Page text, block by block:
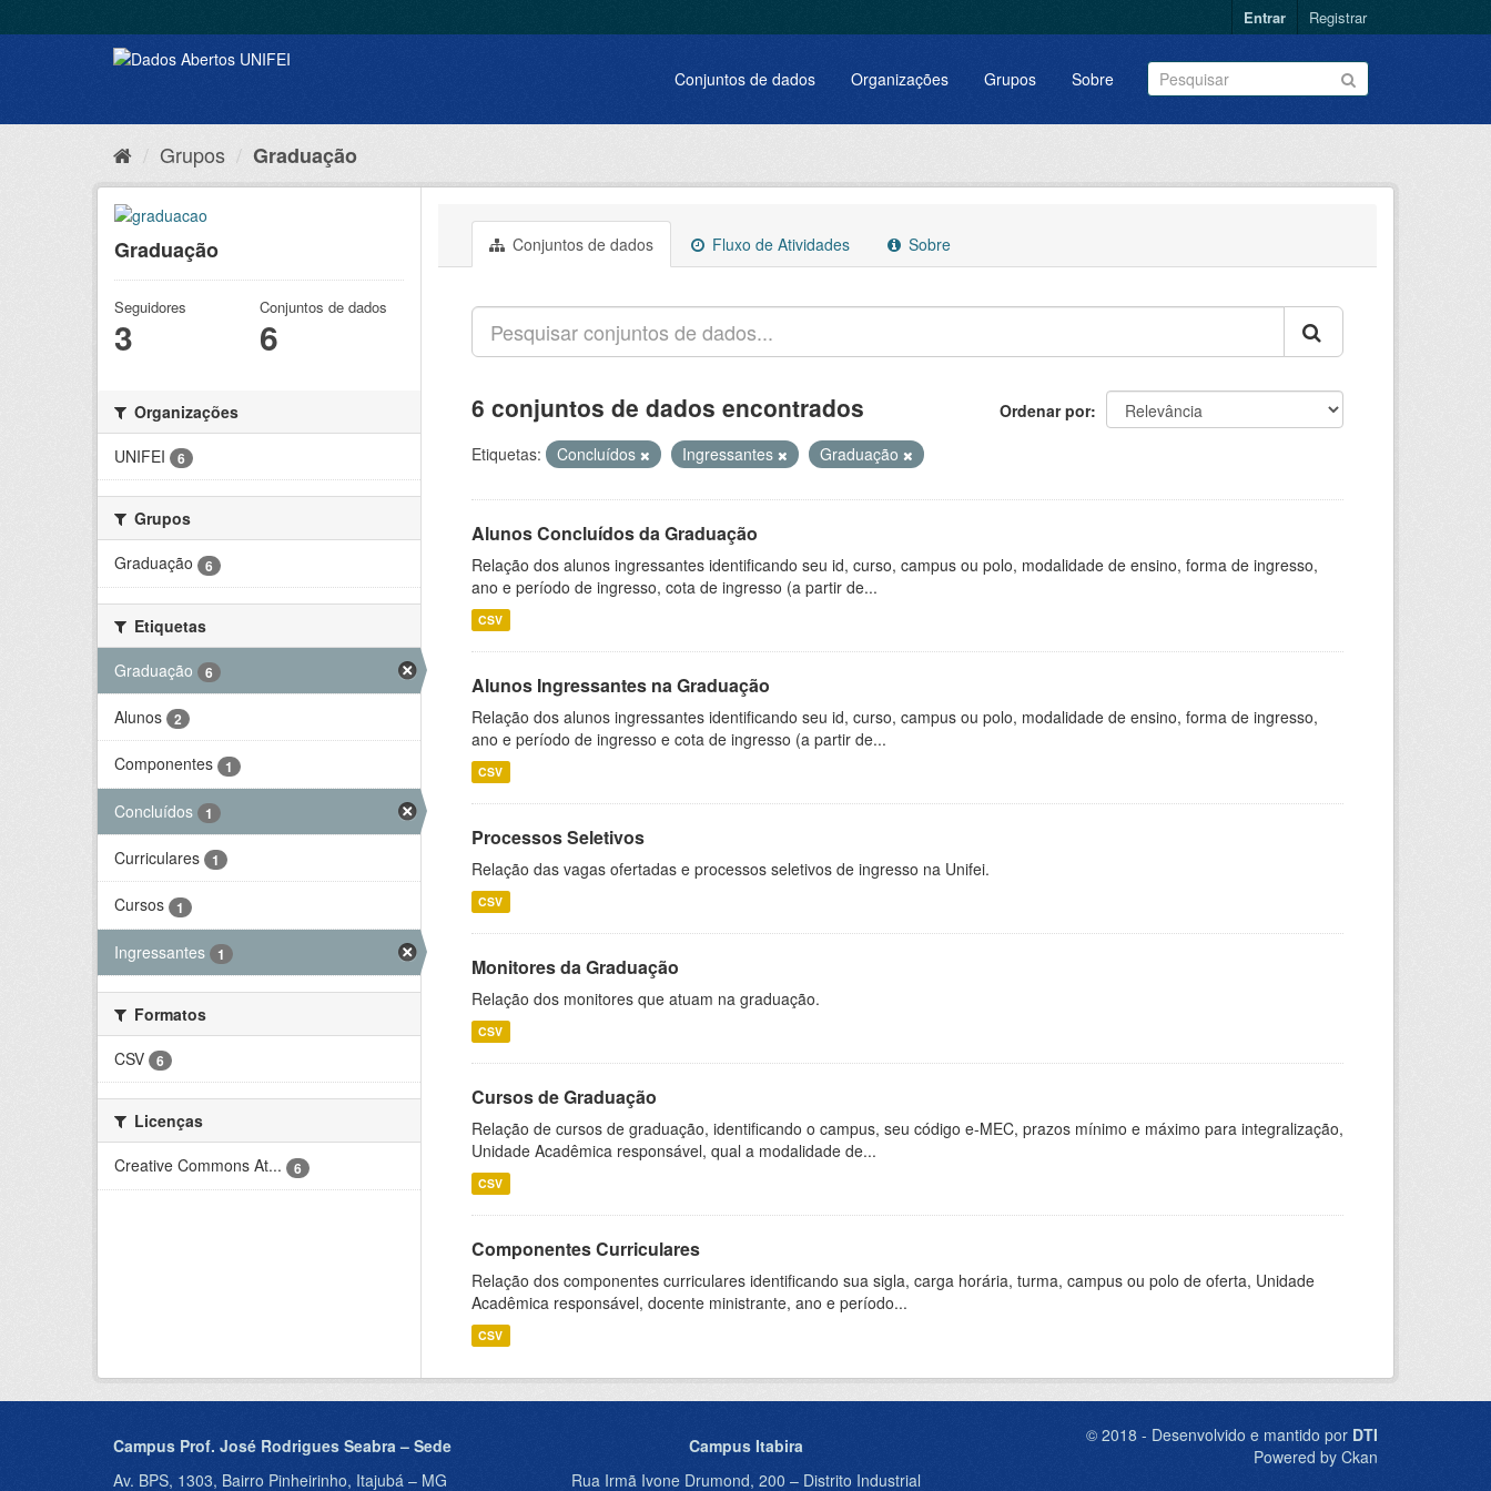
Entrar Registrar
Conjuntos de dados Organizações Grupos Sobre
Grupos Graduação
Graduação
Seguidores
3
Conjuntos de dados
6
Organizações
UNIFEI
6
Grupos
Graduação
6
Etiquetas
Graduação
6
Alunos 2
Componentes 1
Concluídos 1
Curriculares 1
Cursos 1
Ingressantes 1
Formatos
CSV
6
Licenças
Creative Commons At...
6
Conjuntos de dados Fluxo de Atividades Sobre
Ordenar por
6 conjuntos de dados encontrados
Etiquetas: Concluídos Ingressantes Graduação
Alunos Concluídos da Graduação
Relação dos alunos ingressantes identificando seu id, curso, campus ou polo, modalidade de ensino, forma de ingresso,
ano e período de ingresso, cota de ingresso (a partir de...
CSV
Alunos Ingressantes na Graduação
Relação dos alunos ingressantes identificando seu id, curso, campus ou polo, modalidade de ensino, forma de ingresso,
ano e período de ingresso e cota de ingresso (a partir de...
CSV
Processos Seletivos
Relação das vagas ofertadas e processos seletivos de ingresso na Unifei.
CSV
Monitores da Graduação
Relação dos monitores que atuam na graduação.
CSV
Cursos de Graduação
Relação de cursos de graduação, identificando o campus, seu código e-MEC, prazos mínimo e máximo para integralização,
Unidade Acadêmica responsável, qual a modalidade de...
CSV
Componentes Curriculares
Relação dos componentes curriculares identificando sua sigla, carga horária, turma, campus ou polo de oferta, Unidade
Acadêmica responsável, docente ministrante, ano e período...
CSV
Campus Prof. José Rodrigues Seabra – Sede
Av. BPS, 1303, Bairro Pinheirinho, Itajubá – MG
Campus Itabira
Rua Irmã Ivone Drumond, 200 – Distrito Industrial
© 2018 - Desenvolvido e mantido por DTI
Powered by Ckan